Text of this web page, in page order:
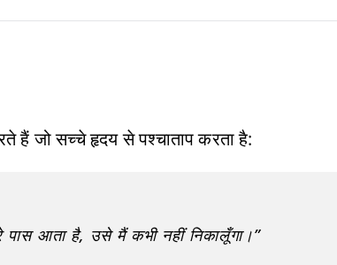
हैं जो सच्चे हृदय से पश्चाताप करता है:
आता है, उसे मैं कभी नहीं निकालूँगा।”